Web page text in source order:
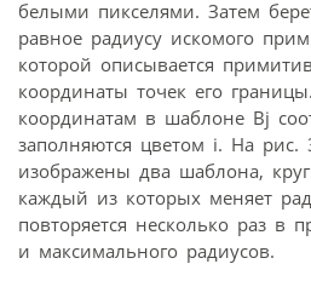
белыми пикселями. Затем
равное радиусу искомого
которой описывается
координаты точек его
координатам в шаблоне Bj
заполняются цветом i. На рис.
изображены два шаблона,
каждый из которых меняет
повторяется несколько раз в
и максимального радиусов.